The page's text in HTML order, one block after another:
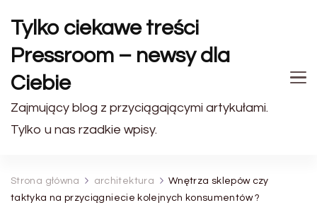
Tylko ciekawe treści
Pressroom – newsy dla
Ciebie
Zajmujący blog z przyciągającymi artykułami.
Tylko u nas rzadkie wpisy.
Strona główna architektura
Wnętrza sklepów czy
taktyka na przyciągniecie kolejnych konsumentów ?